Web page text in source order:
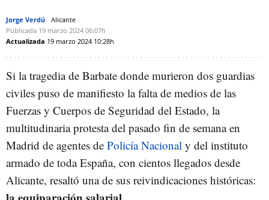
Jorge Verdú
Alicante
Publicada 19 marzo 2024 06:07h
Actualizada 19 marzo 2024 10:28h
Si la tragedia de Barbate donde murieron dos guardias
civiles puso de manifiesto la falta de medios de las
Fuerzas y Cuerpos de Seguridad del Estado, la
multitudinaria protesta del pasado fin de semana en
Madrid de agentes de Policía Nacional y del instituto
armado de toda España, con cientos llegados desde
Alicante, resaltó una de sus reivindicaciones históricas: